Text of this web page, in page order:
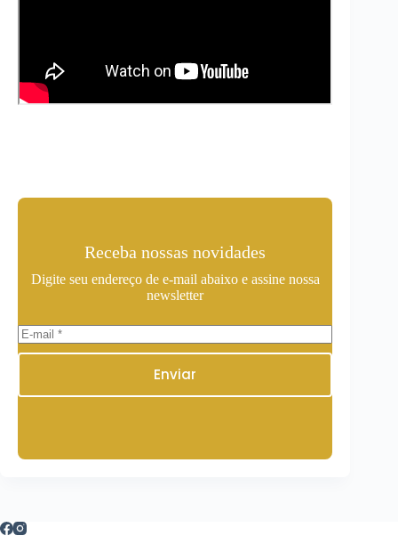
Receba nossas novidades
Digite seu endereço de e-mail abaixo e assine nossa
newsletter
Enviar